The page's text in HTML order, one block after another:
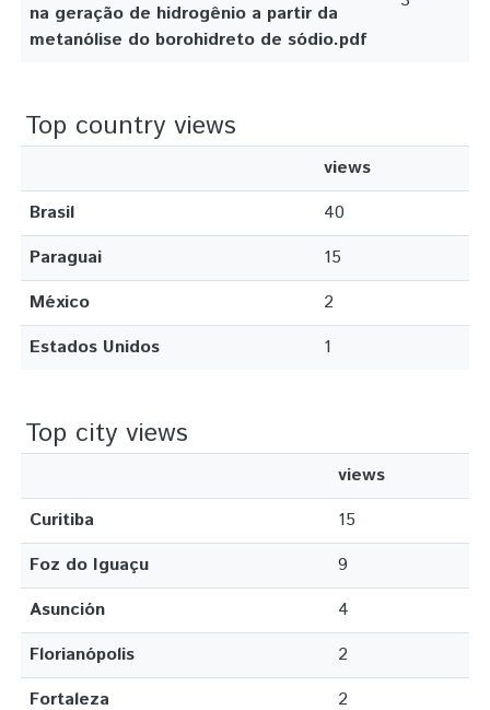
na geração de hidrogênio a partir da
metanólise do borohidreto de sódio.pdf
Top country views
views
Brasil
40
Paraguai
15
México
2
Estados Unidos
1
Top city views
views
Curitiba
15
Foz do Iguaçu
9
Asunción
4
Florianópolis
2
Fortaleza
2